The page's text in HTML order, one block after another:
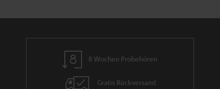
8 Wochen Probehören
Gratis Rückversand